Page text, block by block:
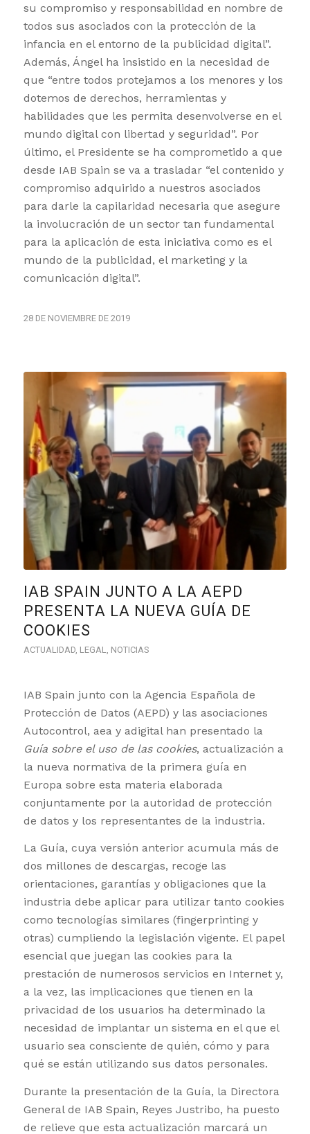
su compromiso y responsabilidad en nombre de
todos sus asociados con la protección de la
infancia en el entorno de la publicidad digital”.
Además, Ángel ha insistido en la necesidad de
que “entre todos protejamos a los menores y los
dotemos de derechos, herramientas y
habilidades que les permita desenvolverse en el
mundo digital con libertad y seguridad”. Por
último, el Presidente se ha comprometido a que
desde IAB Spain se va a trasladar “el contenido y
compromiso adquirido a nuestros asociados
para darle la capilaridad necesaria que asegure
la involucración de un sector tan fundamental
para la aplicación de esta iniciativa como es el
mundo de la publicidad, el marketing y la
comunicación digital”.
28 DE NOVIEMBRE DE 2019
IAB SPAIN JUNTO A LA AEPD
PRESENTA LA NUEVA GUÍA DE
COOKIES
ACTUALIDAD, LEGAL, NOTICIAS
IAB Spain junto con la Agencia Española de
Protección de Datos (AEPD) y las asociaciones
Autocontrol, aea y adigital han presentado la
Guía sobre el uso de las cookies, actualización a
la nueva normativa de la primera guía en
Europa sobre esta materia elaborada
conjuntamente por la autoridad de protección
de datos y los representantes de la industria.
La Guía, cuya versión anterior acumula más de
dos millones de descargas, recoge las
orientaciones, garantías y obligaciones que la
industria debe aplicar para utilizar tanto cookies
como tecnologías similares (fingerprinting y
otras) cumpliendo la legislación vigente. El papel
esencial que juegan las cookies para la
prestación de numerosos servicios en Internet y,
a la vez, las implicaciones que tienen en la
privacidad de los usuarios ha determinado la
necesidad de implantar un sistema en el que el
usuario sea consciente de quién, cómo y para
qué se están utilizando sus datos personales.
Durante la presentación de la Guía, la Directora
General de IAB Spain, Reyes Justribo, ha puesto
de relieve que esta actualización marcará un